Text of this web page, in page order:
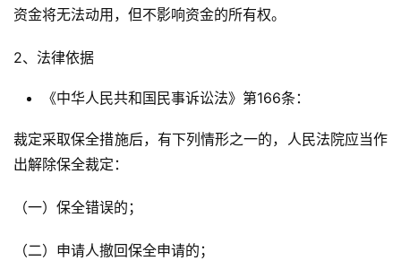
资金将无法动用，但不影响资金的所有权。
2、法律依据
《中华人民共和国民事诉讼法》第166条：
裁定采取保全措施后，有下列情形之一的，人民法院应当作
出解除保全裁定：
（一）保全错误的；
（二）申请人撤回保全申请的；